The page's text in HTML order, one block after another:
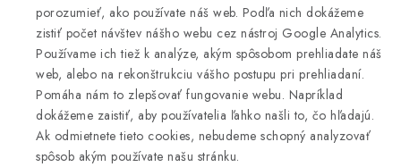
porozumieť, ako používate náš web. Podľa nich dokážeme
zistiť počet návštev nášho webu cez nástroj Google Analytics.
Používame ich tiež k analýze, akým spôsobom prehliadate náš
web, alebo na rekonštrukciu vášho postupu pri prehliadaní.
Pomáha nám to zlepšovať fungovanie webu. Napríklad
dokážeme zaistiť, aby používatelia ľahko našli to, čo hľadajú.
Ak odmietnete tieto cookies, nebudeme schopný analyzovať
spôsob akým používate našu stránku.